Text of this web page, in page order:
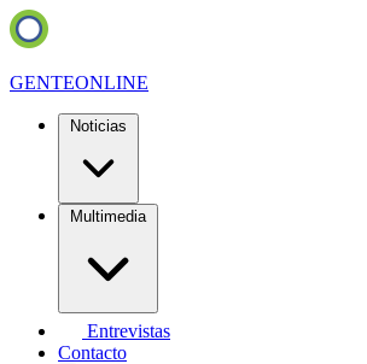
GENTEONLINE
Noticias
Multimedia
Entrevistas
Contacto